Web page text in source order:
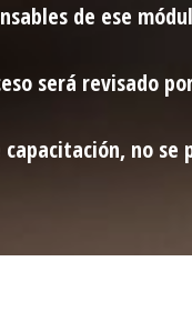
de ese
será revisado
no